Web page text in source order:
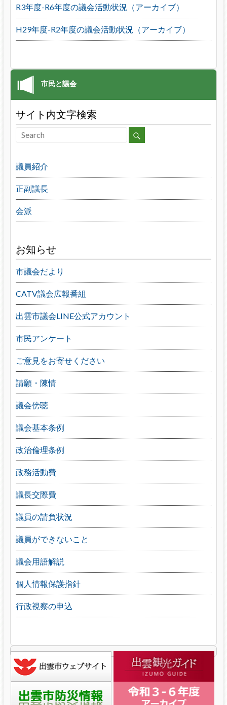
R3年度-R6年度の議会活動状況（アーカイブ）
H29年度-R2年度の議会活動状況（アーカイブ）
サイト内文字検索
議員紹介
正副議長
会派
お知らせ
市議会だより
CATV議会広報番組
出雲市議会LINE公式アカウント
市民アンケート
ご意見をお寄せください
請願・陳情
議会傍聴
議会基本条例
政治倫理条例
政務活動費
議長交際費
議員の請負状況
議員ができないこと
議会用語解説
個人情報保護指針
行政視察の申込